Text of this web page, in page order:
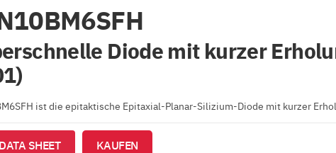
Diode mit kurzer
ist die epitaktische Epitaxial-Planar-Silizium-Diode mit kurzer
DATA SHEET KAUFEN